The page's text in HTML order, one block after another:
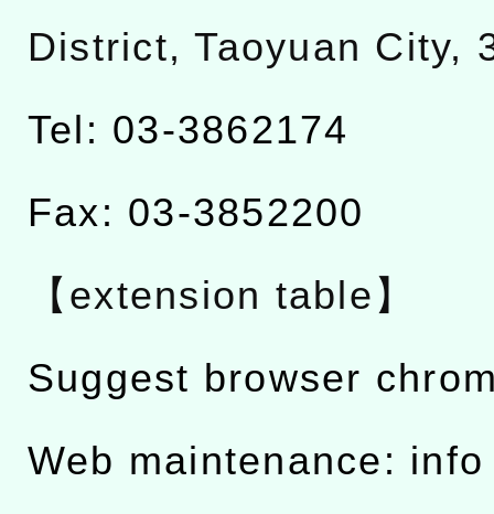
District, Taoyuan City,
Tel: 03-3862174
Fax: 03-3852200
【extension table】
Suggest browser
Web maintenance: